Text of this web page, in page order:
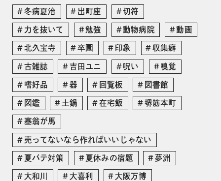
冬病夏治 出町座 切符
力を抜いて 勉強 動物病院 動画
北久宝寺 卒園 印象 収集癖
古雑誌 吉田ユニ 呪い 嗅覚
嗜好品 器 回覧板 図書館
図鑑 土鍋 在宅飯 堺筋本町
塞翁が馬
売ってないなら作ればいいじゃない
夏バテ対策 夏休みの宿題 夢洲
大和川 大喜利 大阪万博